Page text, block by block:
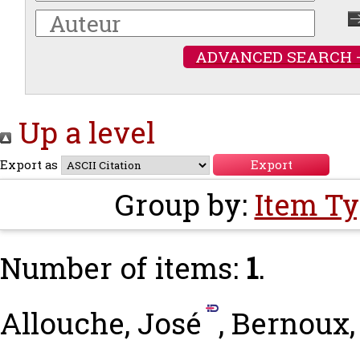
ADVANCED SEARCH
Up a level
Export as
Group by: Item
Number of items: 1.
Allouche, José ,